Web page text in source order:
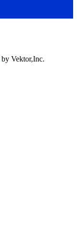
by Vektor,Inc.